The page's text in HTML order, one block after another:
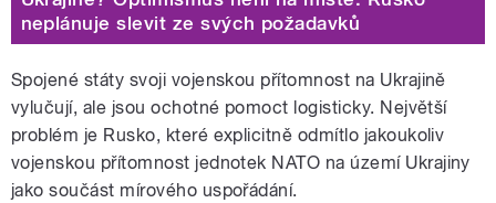
neplánuje slevit ze svých požadavků
Spojené státy svoji vojenskou přítomnost na Ukrajině
vylučují, ale jsou ochotné pomoct logisticky. Největší
problém je Rusko, které explicitně odmítlo jakoukoliv
vojenskou přítomnost jednotek NATO na území Ukrajiny
jako součást mírového uspořádání.